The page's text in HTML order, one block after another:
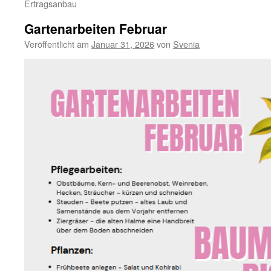
Ertragsanbau
Gartenarbeiten Februar
Veröffentlicht am Januar 31, 2026von Svenia